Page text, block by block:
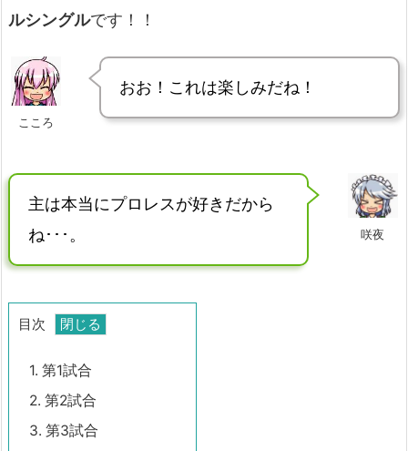
ルシングルです！！
こころ
おお！これは楽しみだね！
咲夜
主は本当にプロレスが好きだから
ね･･･。
目次
1. 第1試合
2. 第2試合
3. 第3試合